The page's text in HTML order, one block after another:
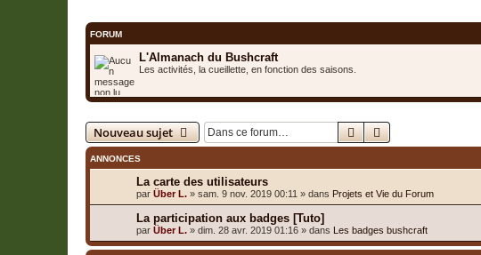
FORUM
L'Almanach du Bushcraft
Les activités, la cueillette, en fonction des saisons.
Nouveau sujet RechercherRecherche avancée
ANNONCES
La carte des utilisateurs
par Über L. » sam. 9 nov. 2019 00:11 » dans Projets et Vie du Forum
La participation aux badges [Tuto]
par Über L. » dim. 28 avr. 2019 01:16 » dans Les badges bushcraft